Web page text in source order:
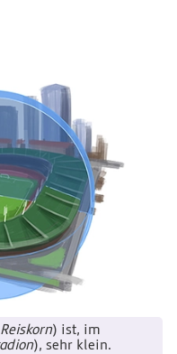
Reiskorn) ist, im
), sehr klein.